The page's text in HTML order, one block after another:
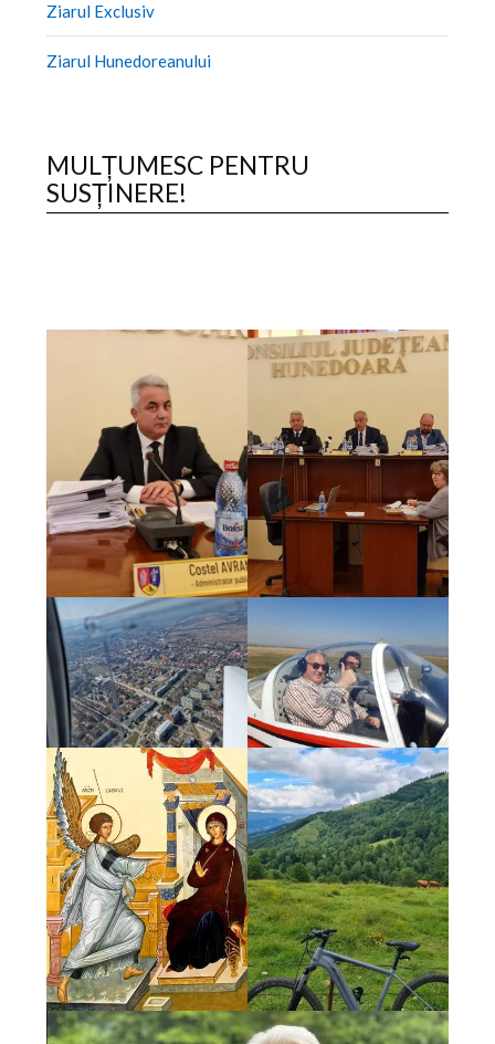
Ziarul Exclusiv
Ziarul Hunedoreanului
MULȚUMESC PENTRU
SUSȚINERE!